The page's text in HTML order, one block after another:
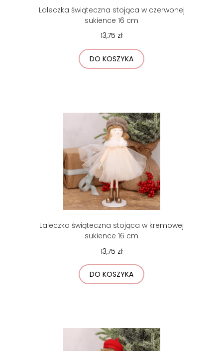
Laleczka świąteczna stojąca w czerwonej
sukience 16 cm
13,75 zł
DO KOSZYKA
Laleczka świąteczna stojąca w kremowej
sukience 16 cm
13,75 zł
DO KOSZYKA